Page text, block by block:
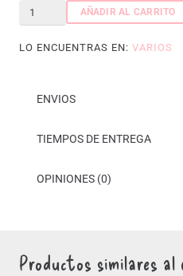
Vaso
para
cafe
rosa
AÑADIR AL CARRITO
LO ENCUENTRAS EN: VARIOS
ENVIOS
TIEMPOS DE ENTREGA
OPINIONES (0)
Productos similares al